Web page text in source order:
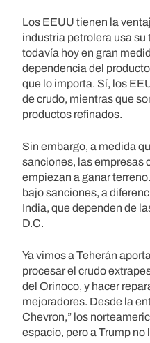
Los EEUU tienen la
industria petrolera usa
todavía hoy en gran
dependencia del
que lo importa. Sí, los
de crudo, mientras que
productos refinados.
Sin embargo, a medida
sanciones, las empresas
empiezan a ganar
bajo sanciones, a
India, que dependen de
D.C.
Ya vimos a Teherán
procesar el crudo
del Orinoco, y hacer
mejoradores. Desde la
Chevron,” los
espacio, pero a Trump no